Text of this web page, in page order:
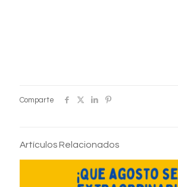
Comparte
Artículos Relacionados